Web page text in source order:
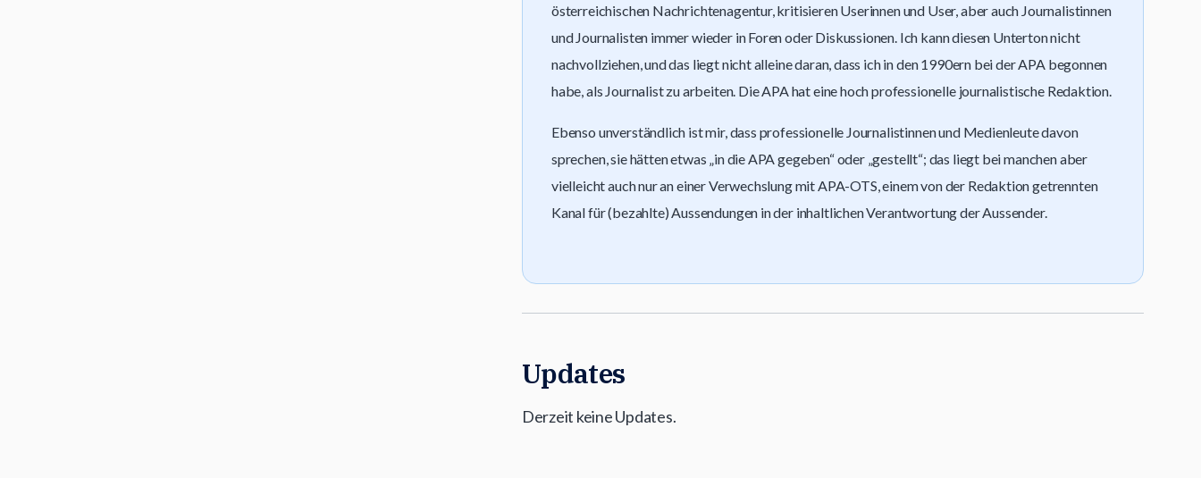
österreichischen Nachrichtenagentur, kritisieren Userinnen und User, aber auch Journalistinnen
und Journalisten immer wieder in Foren oder Diskussionen. Ich kann diesen Unterton nicht
nachvollziehen, und das liegt nicht alleine daran, dass ich in den 1990ern bei der APA begonnen
habe, als Journalist zu arbeiten. Die APA hat eine hoch professionelle journalistische Redaktion.
Ebenso unverständlich ist mir, dass professionelle Journalistinnen und Medienleute davon
sprechen, sie hätten etwas „in die APA gegeben“ oder „gestellt“; das liegt bei manchen aber
vielleicht auch nur an einer Verwechslung mit APA-OTS, einem von der Redaktion getrennten
Kanal für (bezahlte) Aussendungen in der inhaltlichen Verantwortung der Aussender.
Updates
Derzeit keine Updates.